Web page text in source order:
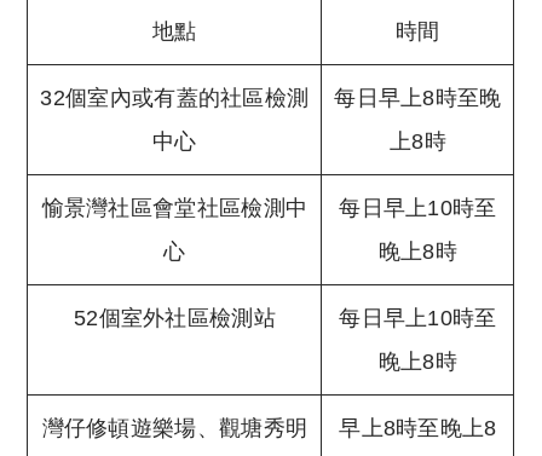
地點 時間
32個室內或有蓋的社區檢測
中心
每日早上8時至晚
上8時
愉景灣社區會堂社區檢測中
心
每日早上10時至
晚上8時
52個室外社區檢測站
每日早上10時至
晚上8時
灣仔修頓遊樂場、觀塘秀明
早上8時至晚上8